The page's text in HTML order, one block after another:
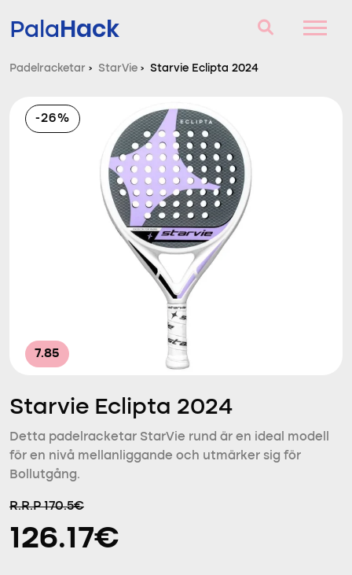
PalaHack
Frågor och svar
Komparator
Padelracketar › StarVie › Starvie Eclipta 2024
-26%
7.85
Starvie Eclipta 2024
Detta padelracketar StarVie rund är en ideal modell
för en nivå mellanliggande och utmärker sig för
Bollutgång.
R.R.P 170.5€
126.17€